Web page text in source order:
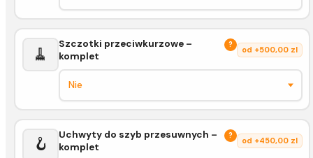
🧹
Szczotki przeciwkurzowe –
komplet
?
od +500,00 zl
🪝
Uchwyty do szyb przesuwnych –
komplet
?
od +450,00 zl